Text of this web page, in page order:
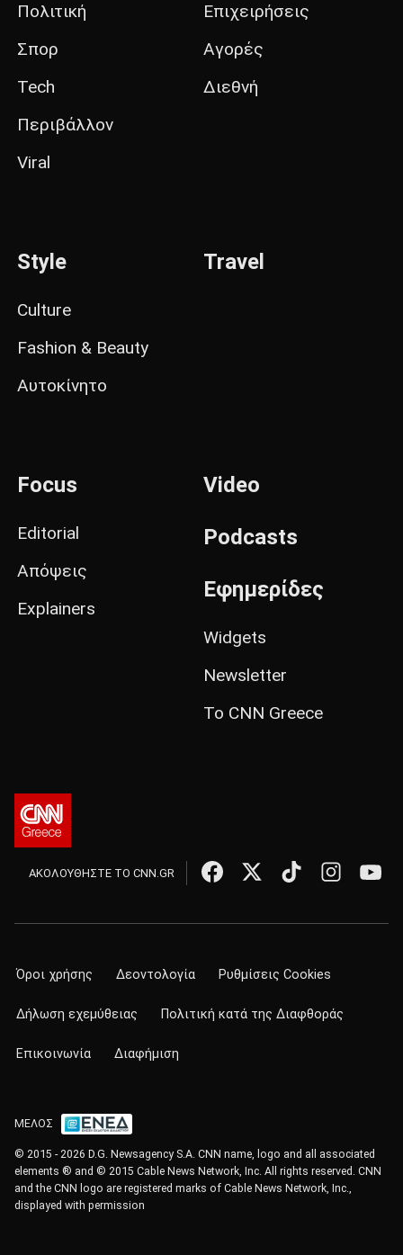
Πολιτική
Σπορ
Tech
Περιβάλλον
Viral
Επιχειρήσεις
Αγορές
Διεθνή
Style
Culture
Fashion & Beauty
Αυτοκίνητο
Travel
Focus
Editorial
Απόψεις
Explainers
Video
Podcasts
Εφημερίδες
Widgets
Newsletter
Το CNN Greece
ΑΚΟΛΟΥΘΗΣΤΕ ΤΟ CNN.GR
Όροι χρήσης Δεοντολογία Ρυθμίσεις Cookies
Δήλωση εχεμύθειας Πολιτική κατά της Διαφθοράς
Επικοινωνία Διαφήμιση
ΜΕΛΟΣ
© 2015 - 2026 D.G. Newsagency S.A. CNN name, logo and all associated
elements ® and © 2015 Cable News Network, Inc. All rights reserved. CNN
and the CNN logo are registered marks of Cable News Network, Inc.,
displayed with permission